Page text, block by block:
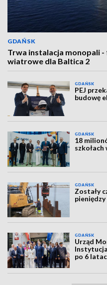
GDAŃSK
Trwa instalacja monopali
wiatrowe dla Baltica 2
GDAŃSK
PEJ
budowę
GDAŃSK
18
GDAŃSK
Zostały
pieniędzy
GDAŃSK
Urząd
po 6